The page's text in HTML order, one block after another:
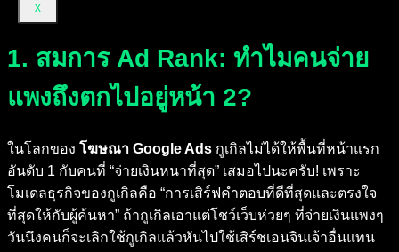
X
1. สมการ Ad Rank: ทำไมคนจ่าย
แพงถึงตกไปอยู่หน้า 2?
ในโลกของ โฆษณา Google Ads กูเกิลไม่ได้ให้พื้นที่หน้าแรก
อันดับ 1 กับคนที่ “จ่ายเงินหนาที่สุด” เสมอไปนะครับ! เพราะ
โมเดลธุรกิจของกูเกิลคือ “การเสิร์ฟคำตอบที่ดีที่สุดและตรงใจ
ที่สุดให้กับผู้ค้นหา” ถ้ากูเกิลเอาแต่โชว์เว็บห่วยๆ ที่จ่ายเงินแพงๆ
วันนึงคนก็จะเลิกใช้กูเกิลแล้วหันไปใช้เสิร์ชเอนจินเจ้าอื่นแทน